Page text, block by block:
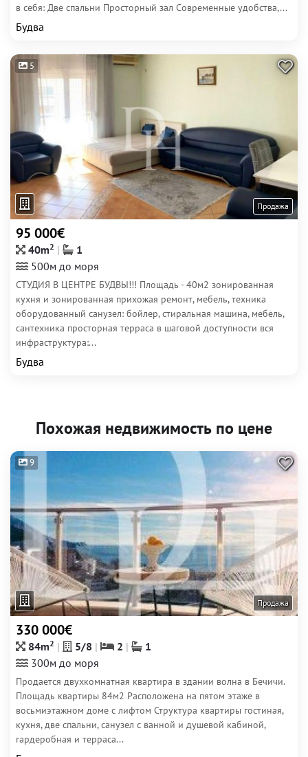
в себя: Две спальни Просторный зал Современные удобства,...
Будва
5
Продажа
95 000€
40m2
1
500м до моря
СТУДИЯ В ЦЕНТРЕ БУДВЫ!!! Площадь - 40м2 зонированная
кухня и зонированная прихожая ремонт, мебель, техника
оборудованный санузел: бойлер, стиральная машина, мебель,
сантехника просторная терраса в шаговой доступности вся
инфраструктура:...
Будва
Похожая недвижимость по цене
9
Продажа
330 000€
84m2 5/8 2
1
300м до моря
Продается двухкомнатная квартира в здании волна в Бечичи.
Площадь квартиры 84м2 Расположена на пятом этаже в
восьмиэтажном доме с лифтом Структура квартиры гостиная,
кухня, две спальни, санузел с ванной и душевой кабиной,
гардеробная и терраса...